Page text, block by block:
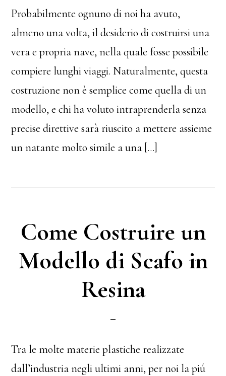
Probabilmente ognuno di noi ha avuto,
almeno una volta, il desiderio di costruirsi una
vera e propria nave, nella quale fosse possibile
compiere lunghi viaggi. Naturalmente, questa
costruzione non è semplice come quella di un
modello, e chi ha voluto intraprenderla senza
precise direttive sarà riuscito a mettere assieme
un natante molto simile a una […]
Come Costruire un
Modello di Scafo in
Resina
Tra le molte materie plastiche realizzate
dall’industria negli ultimi anni, per noi la piú